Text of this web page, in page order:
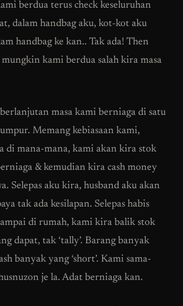
berdua terus check keseluruhan
dalam handbag aku, kot-kot aku
handbag ke kan.. Tak ada! Then
kami berdua salah kira masa
masa kami berniaga di satu
Memang kebiasaan kami,
di mana-mana, kami akan kira stok
& kemudian kira cash money
Selepas aku kira, husband aku akan
tak ada kesilapan. Selepas habis
di rumah, kami kira balik stok
dapat, tak ‘tally’. Barang banyak
banyak yang ‘short’. Kami sama-
je la. Adat berniaga kan.